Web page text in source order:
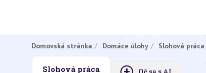
Domovská stránka Domáce úlohy Slohová práca
Slohová práca